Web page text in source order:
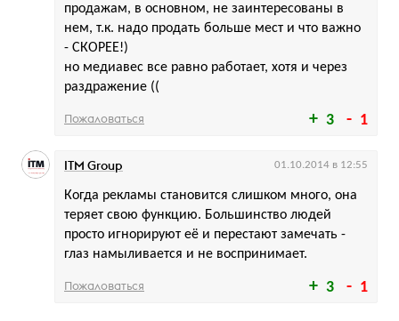
3 1
продажам, в основном, не заинтересованы в
нем, т.к. надо продать больше мест и что важно
- СКОРЕЕ!)
но медиавес все равно работает, хотя и через
раздражение ((
Пожаловаться
3 1
Когда рекламы становится слишком много, она
теряет свою функцию. Большинство людей
просто игнорируют её и перестают замечать -
глаз намыливается и не воспринимает.
ITM Group 01.10.2014 в 12:55
Пожаловаться